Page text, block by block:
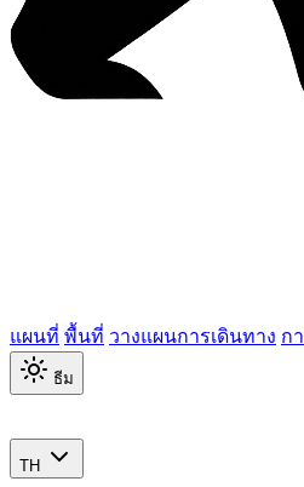
แผนที่ พื้นที่ วางแผนการเดินทาง ก
ธีม
TH